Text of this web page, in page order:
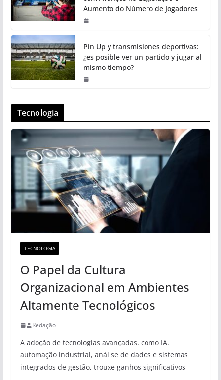
Aumento do Número de Jogadores
Pin Up y transmisiones deportivas:
¿es posible ver un partido y jugar al
mismo tiempo?
Tecnologia
TECNOLOGIA
O Papel da Cultura
Organizacional em Ambientes
Altamente Tecnológicos
Redação
A adoção de tecnologias avançadas, como IA,
automação industrial, análise de dados e sistemas
integrados de gestão, trouxe ganhos significativos